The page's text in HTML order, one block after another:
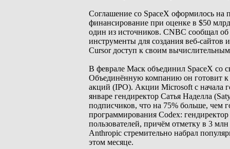
Соглашение со SpaceX оформилось на
финансирование при оценке в $50
один из источников. CNBC сообщал
инструменты для создания веб-сайтов
Cursor доступ к своим
В феврале Маск объединил SpaceX со
Объединённую компанию он готовит
акций (IPO). Акции Microsoft с начала
январе гендиректор Сатья Наделла
подписчиков, что на 75% больше, чем
программирования Codex:
пользователей, причём отметку в 3
Anthropic стремительно набрал
этом месяце.